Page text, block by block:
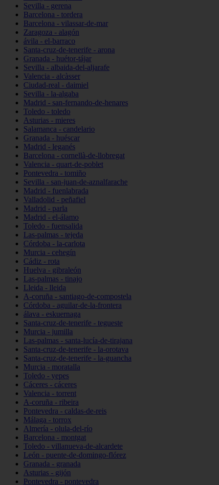
Sevilla - gerena
Barcelona - tordera
Barcelona - vilassar-de-mar
Zaragoza - alagón
ávila - el-barraco
Santa-cruz-de-tenerife - arona
Granada - huétor-tájar
Sevilla - albaida-del-aljarafe
Valencia - alcàsser
Ciudad-real - daimiel
Sevilla - la-algaba
Madrid - san-fernando-de-henares
Toledo - toledo
Asturias - mieres
Salamanca - candelario
Granada - huéscar
Madrid - leganés
Barcelona - cornellà-de-llobregat
Valencia - quart-de-poblet
Pontevedra - tomiño
Sevilla - san-juan-de-aznalfarache
Madrid - fuenlabrada
Valladolid - peñafiel
Madrid - parla
Madrid - el-álamo
Toledo - fuensalida
Las-palmas - tejeda
Córdoba - la-carlota
Murcia - cehegín
Cádiz - rota
Huelva - gibraleón
Las-palmas - tinajo
Lleida - lleida
A-coruña - santiago-de-compostela
Córdoba - aguilar-de-la-frontera
álava - eskuernaga
Santa-cruz-de-tenerife - tegueste
Murcia - jumilla
Las-palmas - santa-lucía-de-tirajana
Santa-cruz-de-tenerife - la-orotava
Santa-cruz-de-tenerife - la-guancha
Murcia - moratalla
Toledo - yepes
Cáceres - cáceres
Valencia - torrent
A-coruña - ribeira
Pontevedra - caldas-de-reis
Málaga - torrox
Almería - olula-del-río
Barcelona - montgat
Toledo - villanueva-de-alcardete
León - puente-de-domingo-flórez
Granada - granada
Asturias - gijón
Pontevedra - pontevedra